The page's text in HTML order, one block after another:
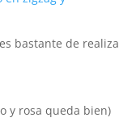
bastante de
y rosa queda bien)